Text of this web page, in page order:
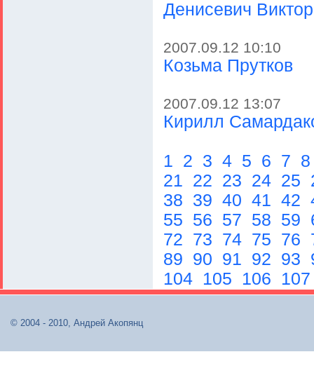
Денисевич
2007.09.12 10:10
Козьма Прутков
2007.09.12 13:07
Кирилл
1 2 3 4 5 6 7
21 22 23 24 25
38 39 40 41 42
55 56 57 58 59
72 73 74 75 76
89 90 91 92 93
104 105 106
© 2004 - 2010, Андрей Акопянц